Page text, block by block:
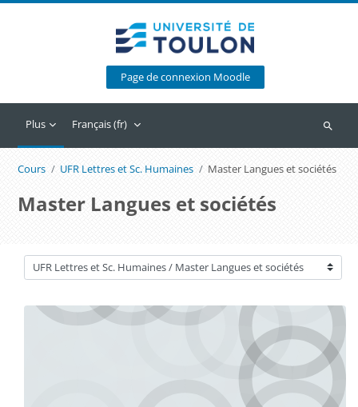
Page de connexion Moodle
Plus Français ‎(fr)‎
Cours UFR Lettres et Sc. Humaines Master Langues et sociétés
Master Langues et sociétés
Catégories de cours